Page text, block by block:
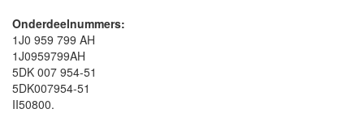
Onderdeelnummers:
1J0 959 799 AH
1J0959799AH
5DK 007 954-51
5DK007954-51
II50800.